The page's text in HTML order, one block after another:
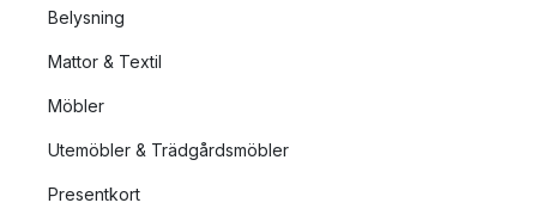
Belysning
Mattor & Textil
Möbler
Utemöbler & Trädgårdsmöbler
Presentkort